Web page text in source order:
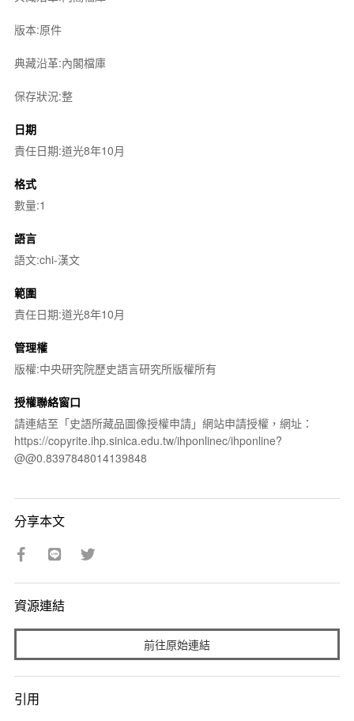
版本:原件
典藏沿革:內閣檔庫
保存狀況:整
日期
責任日期:道光8年10月
格式
數量:1
語言
語文:chi-漢文
範圍
責任日期:道光8年10月
管理權
版權:中央研究院歷史語言研究所版權所有
授權聯絡窗口
請連結至「史語所藏品圖像授權申請」網站申請授權，網址：
https://copyrite.ihp.sinica.edu.tw/ihponlinec/ihponline?
@@0.8397848014139848
分享本文
資源連結
前往原始連結
引用